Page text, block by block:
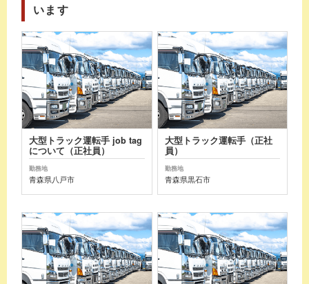
います
大型トラック運転手 job tag
について（正社員）
勤務地
青森県八戸市
大型トラック運転手（正社
員）
勤務地
青森県黒石市